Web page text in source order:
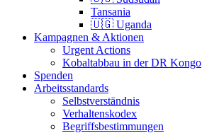
Tansania
🇺🇬 Uganda
Kampagnen & Aktionen
Urgent Actions
Kobaltabbau in der DR Kongo
Spenden
Arbeitsstandards
Selbstverständnis
Verhaltenskodex
Begriffsbestimmungen